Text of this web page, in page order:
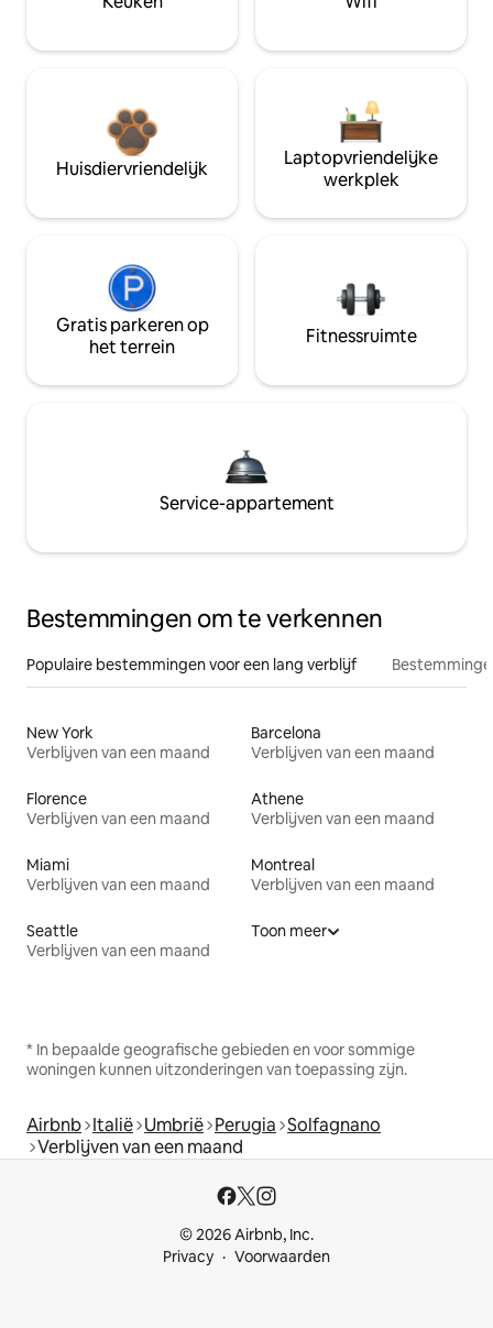
Huisdiervriendelijk
Laptopvriendelijke
werkplek
Gratis parkeren op
het terrein
Fitnessruimte
Service-appartement
Bestemmingen om te verkennen
Populaire bestemmingen voor een lang verblijf
New York
Verblijven van een maand
Barcelona
Verblijven van een maand
Florence
Verblijven van een maand
Athene
Verblijven van een maand
Miami
Verblijven van een maand
Montreal
Verblijven van een maand
Seattle
Verblijven van een maand
Toon meer
* In bepaalde geografische gebieden en voor sommige
woningen kunnen uitzonderingen van toepassing zijn.
Airbnb Italië Umbrië Perugia Solfagnano
Verblijven van een maand
© 2026 Airbnb, Inc.
Privacy
Voorwaarden